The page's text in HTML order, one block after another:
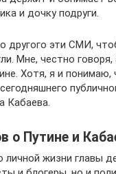
и дочку подруги.
другого эти СМИ,
Мне, честно говоря,
Хотя, я и понимаю,
Кабаева.
о Путине и
личной жизни главы